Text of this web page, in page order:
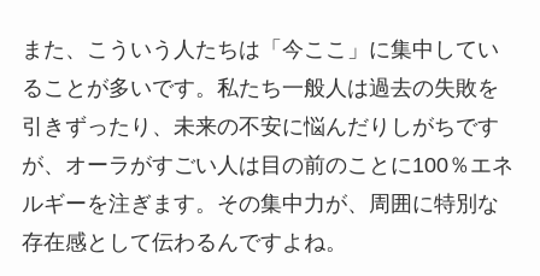
また、こういう人たちは「今ここ」に集中してい
ることが多いです。私たち一般人は過去の失敗を
引きずったり、未来の不安に悩んだりしがちです
が、オーラがすごい人は目の前のことに100％エネ
ルギーを注ぎます。その集中力が、周囲に特別な
存在感として伝わるんですよね。